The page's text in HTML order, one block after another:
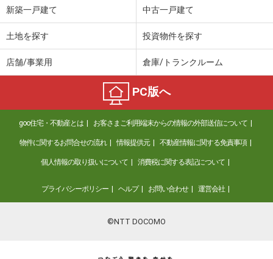
新築一戸建て 中古一戸建て
土地を探す 投資物件を探す
店舗/事業用 倉庫/トランクルーム
PC版へ
goo住宅・不動産とは お客さまご利用端末からの情報の外部送信について
物件に関するお問合せの流れ 情報提供元 不動産情報に関する免責事項
個人情報の取り扱いについて 消費税に関する表記について
プライバシーポリシー ヘルプ お問い合わせ 運営会社
©NTT DOCOMO